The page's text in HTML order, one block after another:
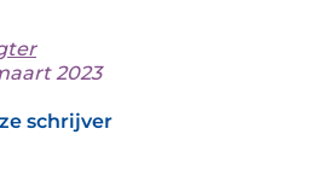
2023
schrijver